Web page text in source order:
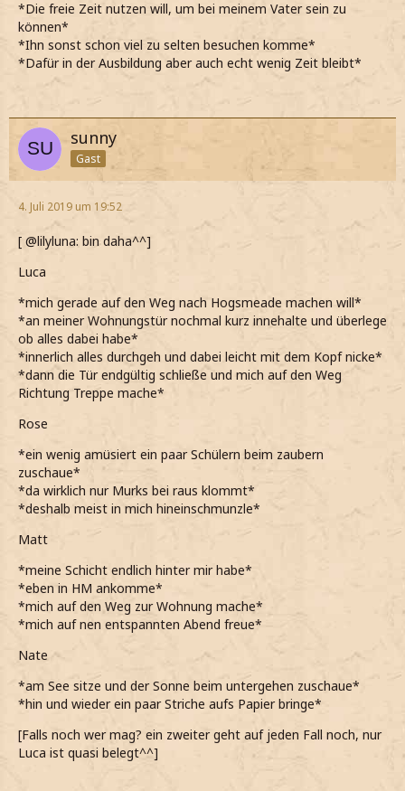
*Die freie Zeit nutzen will, um bei meinem Vater sein zu
können*
*Ihn sonst schon viel zu selten besuchen komme*
*Dafür in der Ausbildung aber auch echt wenig Zeit bleibt*
sunny
Gast
4. Juli 2019 um 19:52
[ @lilyluna: bin daha^^]
Luca
*mich gerade auf den Weg nach Hogsmeade machen will*
*an meiner Wohnungstür nochmal kurz innehalte und überlege
ob alles dabei habe*
*innerlich alles durchgeh und dabei leicht mit dem Kopf nicke*
*dann die Tür endgültig schließe und mich auf den Weg
Richtung Treppe mache*
Rose
*ein wenig amüsiert ein paar Schülern beim zaubern
zuschaue*
*da wirklich nur Murks bei raus klommt*
*deshalb meist in mich hineinschmunzle*
Matt
*meine Schicht endlich hinter mir habe*
*eben in HM ankomme*
*mich auf den Weg zur Wohnung mache*
*mich auf nen entspannten Abend freue*
Nate
*am See sitze und der Sonne beim untergehen zuschaue*
*hin und wieder ein paar Striche aufs Papier bringe*
[Falls noch wer mag? ein zweiter geht auf jeden Fall noch, nur
Luca ist quasi belegt^^]